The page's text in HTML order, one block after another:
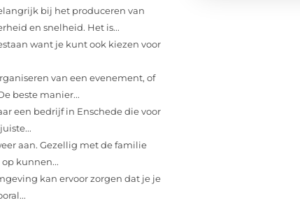
bij het produceren van
en snelheid. Het is...
want je kunt ook kiezen voor
van een evenement, of
beste manier...
een bedrijf in Enschede die voor
aan. Gezellig met de familie
kunnen...
kan ervoor zorgen dat je je